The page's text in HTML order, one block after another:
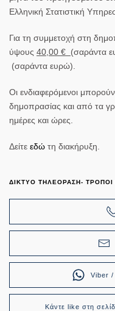
Ελληνική Στατιστική
Για τη συμμετοχή στη
ύψους 40,00 € (σαράντα
(σαράντα ευρώ).
Οι ενδιαφερόμενοι
δημοπρασίας και από τα
ημέρες και ώρες.
Δείτε εδώ τη διακήρυξη.
ΔΙΚΤΥΟ ΤΗΛΕΟΡΑΣΗ- ΤΡΟΠΟΙ
Viber /
Κάντε like στη